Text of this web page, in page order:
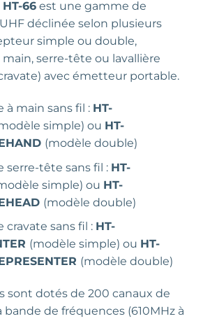
66 est une gamme de
UHF déclinée selon plusieurs
simple ou double,
serre-tête ou lavallière
avec émetteur portable.
à main sans fil : HT-
simple) ou HT-
(modèle double)
serre-tête sans fil : HT-
simple) ou HT-
(modèle double)
cravate sans fil : HT-
(modèle simple) ou HT-
(modèle double)
sont dotés de 200 canaux de
bande de fréquences (610MHz à